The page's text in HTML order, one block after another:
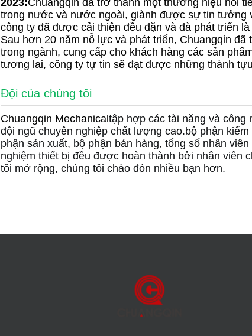
2023:Chuangqin đã trở thành một thương hiệu nổi
trong nước và nước ngoài, giành được sự tin tưởng
công ty đã được cải thiện đều đặn và đà phát triển là
Sau hơn 20 năm nỗ lực và phát triển, Chuangqin
trong ngành, cung cấp cho khách hàng các sản
tương lai, công ty tự tin sẽ đạt được những thành
Đội của chúng tôi
Chuangqin Mechanical tập hợp các tài năng và công
đội ngũ chuyên nghiệp chất lượng cao.bộ phận
phận sản xuất, bộ phận bán hàng, tổng số nhân
nghiệm thiết bị đều được hoàn thành bởi nhân viên
tôi mở rộng, chúng tôi chào đón nhiều bạn hơn.